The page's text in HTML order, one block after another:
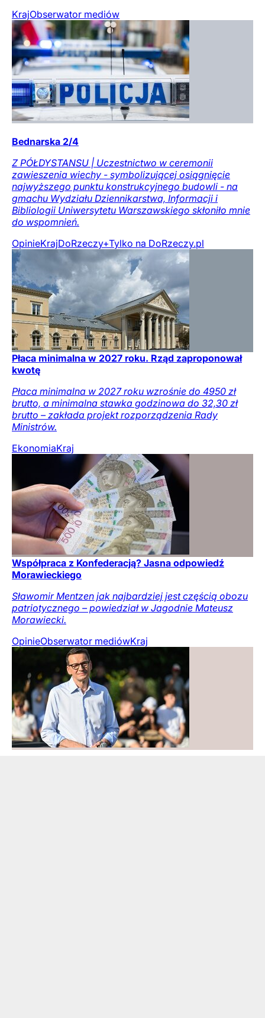
KrajObserwator mediów
Bednarska 2/4
Z PÓŁDYSTANSU | Uczestnictwo w ceremonii
zawieszenia wiechy - symbolizującej osiągnięcie
najwyższego punktu konstrukcyjnego budowli - na
gmachu Wydziału Dziennikarstwa, Informacji i
Bibliologii Uniwersytetu Warszawskiego skłoniło mnie
do wspomnień.
OpinieKrajDoRzeczy+Tylko na DoRzeczy.pl
Płaca minimalna w 2027 roku. Rząd zaproponował
kwotę
Płaca minimalna w 2027 roku wzrośnie do 4950 zł
brutto, a minimalna stawka godzinowa do 32,30 zł
brutto – zakłada projekt rozporządzenia Rady
Ministrów.
EkonomiaKraj
Współpraca z Konfederacją? Jasna odpowiedź
Morawieckiego
Sławomir Mentzen jak najbardziej jest częścią obozu
patriotycznego – powiedział w Jagodnie Mateusz
Morawiecki.
OpinieObserwator mediówKraj